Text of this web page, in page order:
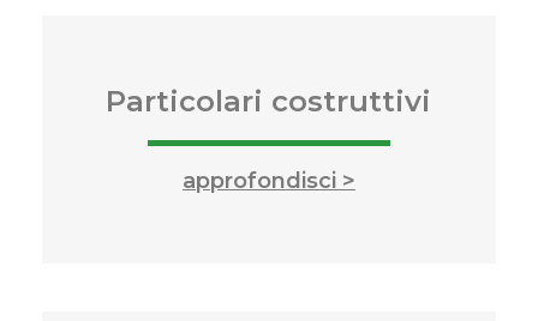
Particolari costruttivi
approfondisci >